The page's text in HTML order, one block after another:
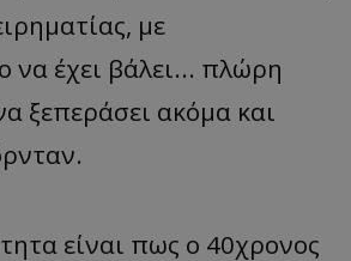
με
να έχει βάλει... πλώρη
ξεπεράσει ακόμα και
είναι πως ο 40χρονος